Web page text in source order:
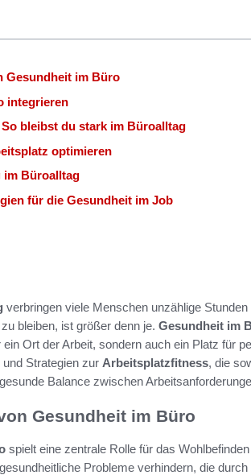
Gesundheit im Büro
integrieren
bleibst du stark im Büroalltag
optimieren
im Büroalltag
für die Gesundheit im Job
verbringen viele Menschen unzählige
zu bleiben, ist größer denn je. Gesundheit im
Ort der Arbeit, sondern auch ein Platz für
Strategien zur Arbeitsplatzfitness, die
Balance zwischen
Gesundheit im Büro
spielt eine zentrale Rolle für das
Probleme verhindern, die durch